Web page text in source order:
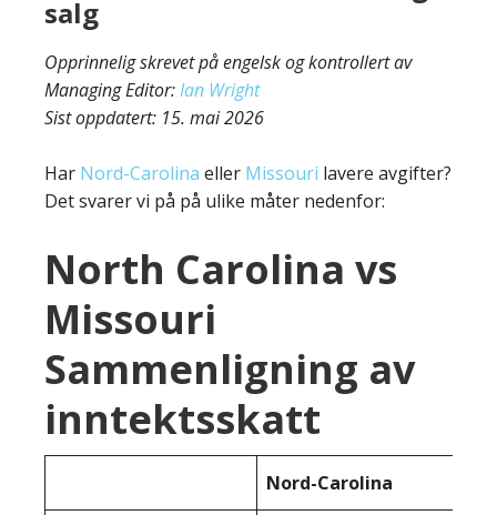
salg
Opprinnelig skrevet på engelsk og kontrollert av
Managing Editor:Ian Wright
Sist oppdatert: 15. mai 2026
Har Nord-Carolina eller Missouri lavere avgifter?
Det svarer vi på på ulike måter nedenfor:
North Carolina vs
Missouri
Sammenligning av
inntektsskatt
Nord-Carolina